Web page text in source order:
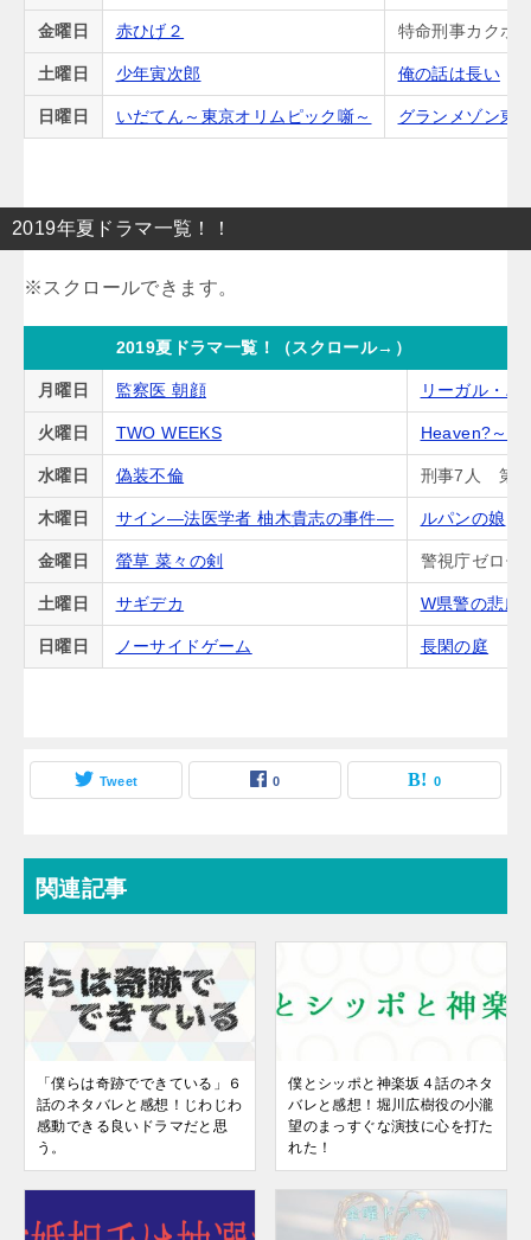
金曜日 赤ひげ２ 特命刑事カクホ
土曜日 少年寅次郎 俺の話は長い
日曜日 いだてん～東京オリムピック噺～ グランメゾン東
2019年夏ドラマ一覧！！
2019夏ドラマ一覧！（スクロール→）
月曜日 監察医 朝顔 リーガル・ハ
火曜日 TWO WEEKS Heaven?～ご
水曜日 偽装不倫 刑事7人 第5
木曜日 サイン―法医学者 柚木貴志の事件― ルパンの娘
金曜日 螢草 菜々の剣 警視庁ゼロ係
土曜日 サギデカ W県警の悲劇
日曜日 ノーサイドゲーム 長閑の庭
Tweet 0 0
関連記事
「僕らは奇跡でできている」６
話のネタバレと感想！じわじわ
感動できる良いドラマだと思
う。
僕とシッポと神楽坂４話のネタ
バレと感想！堀川広樹役の小瀧
望のまっすぐな演技に心を打た
れた！